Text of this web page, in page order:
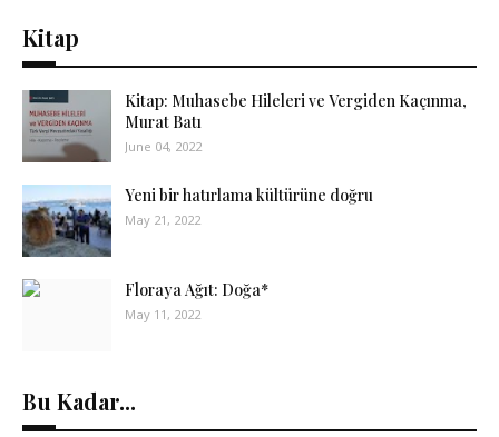
Kitap
Kitap: Muhasebe Hileleri ve Vergiden Kaçınma,
Murat Batı
June 04, 2022
Yeni bir hatırlama kültürüne doğru
May 21, 2022
Floraya Ağıt: Doğa*
May 11, 2022
Bu Kadar...